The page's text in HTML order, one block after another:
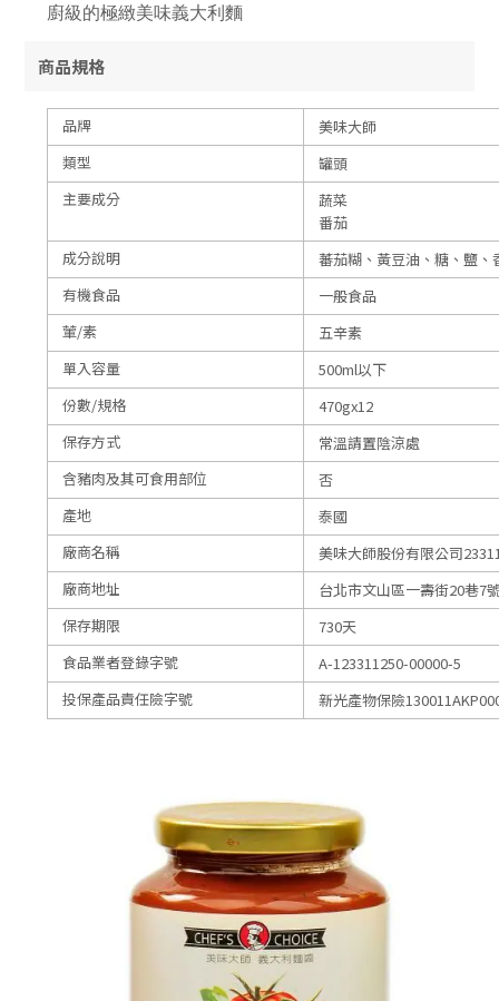
廚級的極緻美味義大利麵
商品規格
品牌
美味大師
類型
罐頭
主要成分
蔬菜
番茄
成分說明
蕃茄糊、黃豆油、糖、鹽
有機食品
一般食品
葷/素
五辛素
單入容量
500ml以下
份數/規格
470gx12
保存方式
常溫請置陰涼處
含豬肉及其可食用部位
否
產地
泰國
廠商名稱
美味大師股份有限公司
廠商地址
台北市文山區一壽街20巷7
保存期限
730天
食品業者登錄字號
A-123311250-00000-5
投保產品責任險字號
新光產物保險